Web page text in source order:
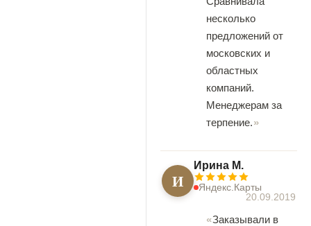
несколько
предложений от
московских и
областных
компаний.
Менеджерам за
терпение.
И
Ирина М.
Яндекс.Карты
20.09.2019
Заказывали в